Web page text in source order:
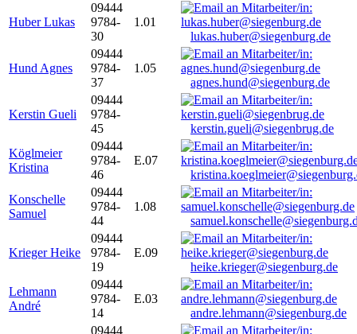
Huber Lukas
09444
9784-
30
1.01
lukas.huber@siegenburg.de
Hund Agnes
09444
9784-
37
1.05
agnes.hund@siegenburg.de
Kerstin Gueli
09444
9784-
45
kerstin.gueli@siegenbrug.de
Köglmeier
Kristina
09444
9784-
46
E.07
Konschelle
Samuel
09444
9784-
44
1.08
Krieger Heike
09444
9784-
19
E.09
heike.krieger@siegenburg.de
Lehmann
André
09444
9784-
14
E.03
andre.lehmann@siegenburg.de
09444